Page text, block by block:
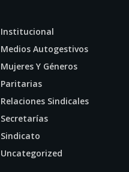
Institucional
Medios Autogestivos
Mujeres Y Géneros
Paritarias
Relaciones Sindicales
Secretarías
Sindicato
Uncategorized